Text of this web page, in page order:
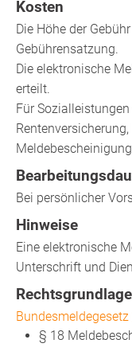
Kosten
Die Höhe der
Gebührensatzung.
Die elektronische
erteilt.
Für
Bei persönlicher
Hinweise
Eine elektronische
Unterschrift und
Rechtsgrundlage
Bundesmeldegesetz
§ 18